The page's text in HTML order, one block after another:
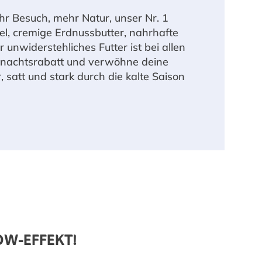
Besuch, mehr Natur, unser Nr. 1
cremige Erdnussbutter, nahrhafte
unwiderstehliches Futter ist bei allen
und verwöhne deine
satt und stark durch die kalte Saison
EFFEKT!